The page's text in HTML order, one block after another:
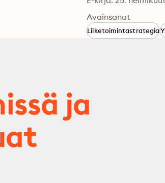
Avainsanat
Liiketoimintastrategia
ja